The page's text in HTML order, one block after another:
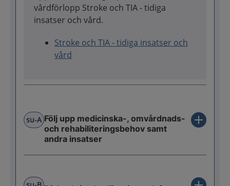
vårdförlopp Stroke och TIA - tidiga
insatser och vård.
Stroke och TIA - tidiga insatser och
vård
su-A Följ upp medicinska-, omvårdnads-
och rehabiliteringsbehov samt
andra insatser